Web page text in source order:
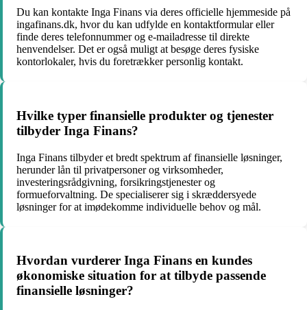
Du kan kontakte Inga Finans via deres officielle hjemmeside på
ingafinans.dk, hvor du kan udfylde en kontaktformular eller
finde deres telefonnummer og e-mailadresse til direkte
henvendelser. Det er også muligt at besøge deres fysiske
kontorlokaler, hvis du foretrækker personlig kontakt.
Hvilke typer finansielle produkter og tjenester
tilbyder Inga Finans?
Inga Finans tilbyder et bredt spektrum af finansielle løsninger,
herunder lån til privatpersoner og virksomheder,
investeringsrådgivning, forsikringstjenester og
formueforvaltning. De specialiserer sig i skræddersyede
løsninger for at imødekomme individuelle behov og mål.
Hvordan vurderer Inga Finans en kundes
økonomiske situation for at tilbyde passende
finansielle løsninger?